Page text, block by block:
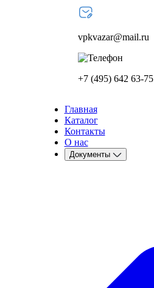
vpkvazar@mail.ru
+7 (495) 642 63-75
Главная
Каталог
Контакты
О нас
Документы